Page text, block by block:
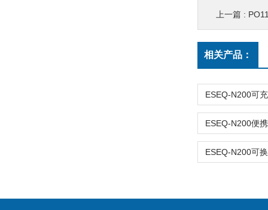
上一篇 :
相关产品：